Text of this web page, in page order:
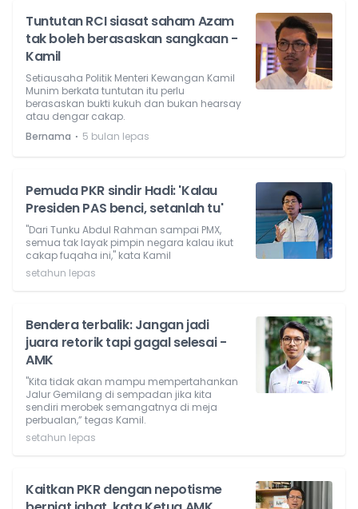
Tuntutan RCI siasat saham Azam
tak boleh berasaskan sangkaan -
Kamil
Setiausaha Politik Menteri Kewangan Kamil
Munim berkata tuntutan itu perlu
berasaskan bukti kukuh dan bukan hearsay
atau dengar cakap.
Bernama ⋅ 5 bulan lepas
Pemuda PKR sindir Hadi: 'Kalau
Presiden PAS benci, setanlah tu'
"Dari Tunku Abdul Rahman sampai PMX,
semua tak layak pimpin negara kalau ikut
cakap fuqaha ini," kata Kamil
setahun lepas
Bendera terbalik: Jangan jadi
juara retorik tapi gagal selesai -
AMK
"Kita tidak akan mampu mempertahankan
Jalur Gemilang di sempadan jika kita
sendiri merobek semangatnya di meja
perbualan,” tegas Kamil.
setahun lepas
Kaitkan PKR dengan nepotisme